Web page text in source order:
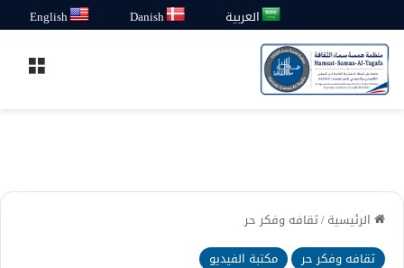
العربية Danish
English
الرئيسية/ثقافه وفكر حر
ثقافه وفكر حر
مكتبة الفيديو